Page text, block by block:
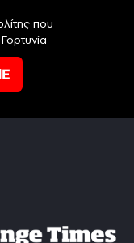
που